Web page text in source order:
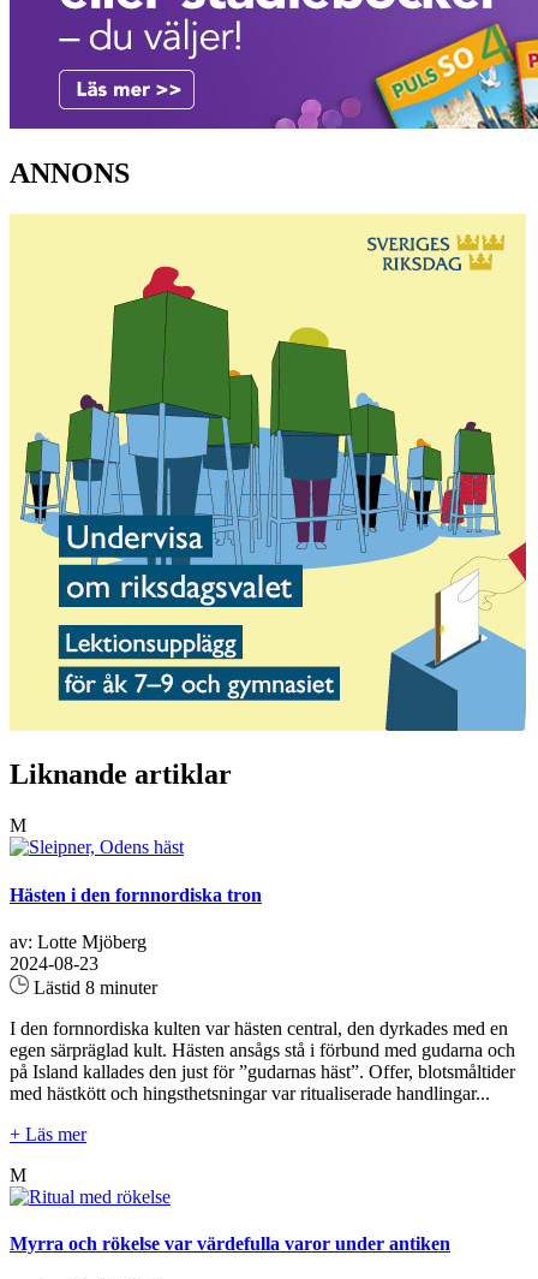
ANNONS
Liknande artiklar
M
Hästen i den fornnordiska tron
av: Lotte Mjöberg
2024-08-23
Lästid 8 minuter
I den fornnordiska kulten var hästen central, den dyrkades med en
egen särpräglad kult. Hästen ansågs stå i förbund med gudarna och
på Island kallades den just för ”gudarnas häst”. Offer, blotsmåltider
med hästkött och hingsthetsningar var ritualiserade handlingar...
+ Läs mer
M
Myrra och rökelse var värdefulla varor under antiken